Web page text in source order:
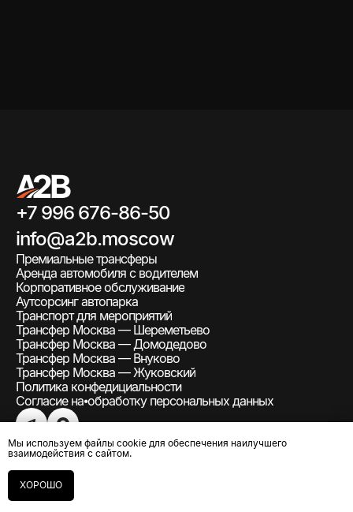
Мы используем файлы cookie для обеспечения наилучшего
взаимодействия с сайтом.
ХОРОШО
+7 996 676-86-50
info@a2b.moscow
Премиальные трансферы
Аренда автомобиля с водителем
Корпоративное обслуживание
Аутсорсинг автопарка
Транспорт для мероприятий
Трансфер Москва — Шереметьево
Трансфер Москва — Домодедово
Трансфер Москва — Внуково
Трансфер Москва — Жуковский
Политика конфедициальности
Согласие на⦁обработку персональных данных
ИП Непомнящая Анастасия Антоновна
ИНН 774361401629